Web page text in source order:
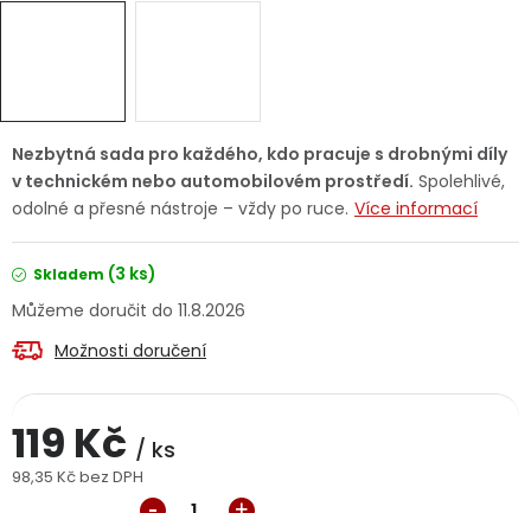
Značky
Jaký je aktuální stav mé objednávky?
Velkoobchodní spolupráce (B2B)
Doprava a platba
Nezbytná sada pro každého, kdo pracuje s drobnými díly
v technickém nebo automobilovém prostředí. Spolehlivé,
odolné a přesné nástroje – vždy po ruce. Více informací
Skladem (3 ks)
11.8.2026
Možnosti doručení
119 Kč / ks
98,35 Kč bez DPH